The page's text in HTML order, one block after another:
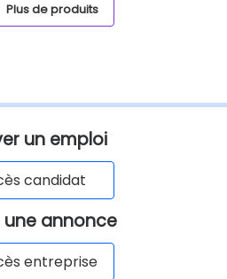
Plus de produits
un emploi
candidat
une annonce
entreprise